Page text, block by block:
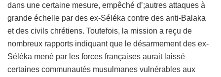
dans une certaine mesure, empêché d’;autres attaques à
grande échelle par des ex-Séléka contre des anti-Balaka
et des civils chrétiens. Toutefois, la mission a reçu de
nombreux rapports indiquant que le désarmement des ex-
Séléka mené par les forces françaises aurait laissé
certaines communautés musulmanes vulnérables aux